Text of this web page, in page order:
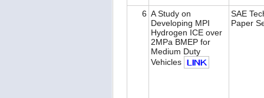
6 A Study on
Developing MPI
Hydrogen ICE over
2MPa BMEP for
Medium Duty
Vehicles
SAE
Paper